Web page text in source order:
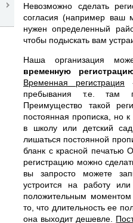
Невозможно сделать
согласия (например ваш
нужен определенный
чтобы подыскать вам
Наша организация
временную
Временная регистрация
пребывания т.е. там
Преимущество такой
постоянная прописка, но
в школу или детский
лишаться постоянной
бланк с красной печатью
регистрацию можно
вы запросто можете
устроится на работу
положительным моментом
то, что длительность ее
она выходит дешевле.